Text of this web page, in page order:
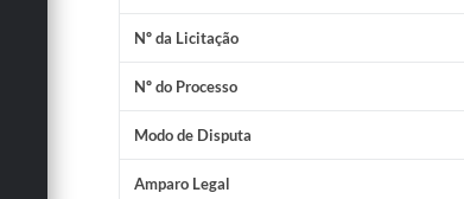
Nº da Licitação
Nº do Processo
Modo de Disputa
Amparo Legal